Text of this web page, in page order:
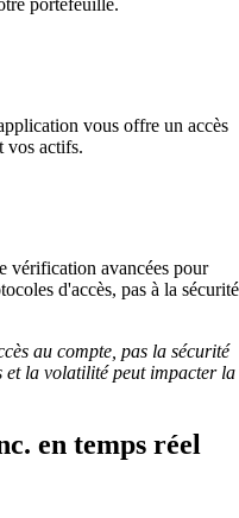
vous offre un accès
vos actifs.
vérification avancées pour
d'accès, pas à la sécurité
au compte, pas la sécurité
et la volatilité peut impacter la
en temps réel